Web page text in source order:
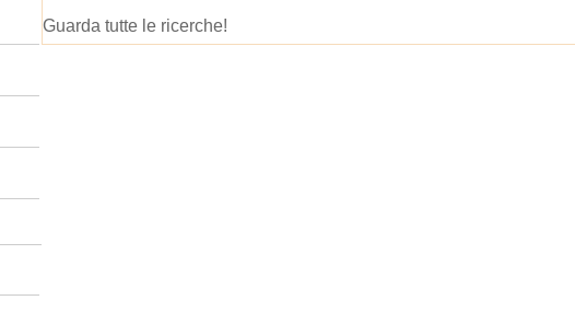
Guarda tutte le ricerche!